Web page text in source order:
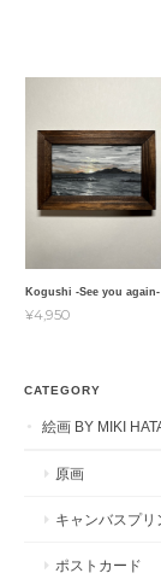
Kogushi -See you again-
¥4,950
CATEGORY
絵画 BY MIKI
原画
キャンバスプリ
ポストカード